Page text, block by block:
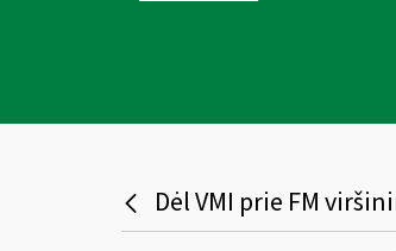
Dėl VMI prie FM